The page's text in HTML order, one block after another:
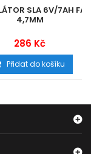
SLA 6V/7AH FA-
4,7MM
286 Kč
Přidat do košíku